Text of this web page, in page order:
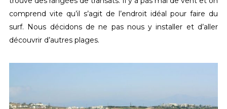
comprend vite qu’il s’agit de l’endroit idéal pour faire du
surf. Nous décidons de ne pas nous y installer et d’aller
découvrir d’autres plages.